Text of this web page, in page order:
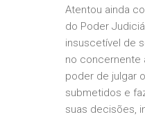
Atentou ainda
do Poder
insuscetível de
no concernente
poder de julgar
submetidos e
suas decisões,